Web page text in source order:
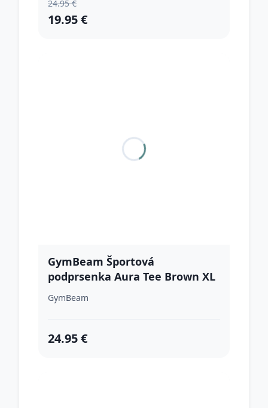
24.95 €
19.95 €
GymBeam Športová
podprsenka Aura Tee Brown XL
GymBeam
24.95 €